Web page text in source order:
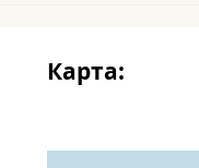
Карта: